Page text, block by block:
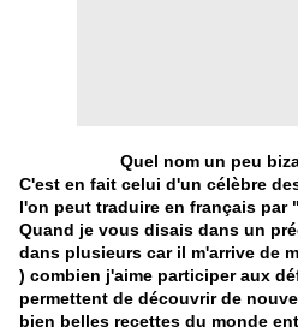
Quel nom un peu
C'est en fait celui d'un célèbre
l'on peut traduire en français par
Quand je vous disais dans un
dans plusieurs car il m'arrive de
) combien j'aime participer aux
permettent de découvrir de
bien belles recettes du monde